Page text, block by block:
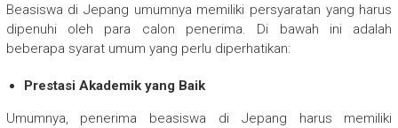
Beasiswa di Jepang umumnya memiliki persyaratan yang harus
dipenuhi oleh para calon penerima. Di bawah ini adalah
beberapa syarat umum yang perlu diperhatikan:
Prestasi Akademik yang Baik
Umumnya, penerima beasiswa di Jepang harus memiliki